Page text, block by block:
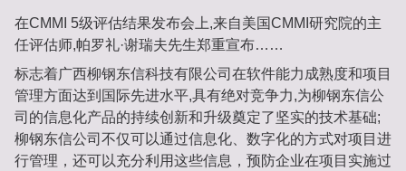
在CMMI 5级评估结果发布会上,来自美国CMMI研究院的主
任评估师,帕罗礼·谢瑞夫先生郑重宣布……
标志着广西柳钢东信科技有限公司在软件能力成熟度和项目
管理方面达到国际先进水平,具有绝对竞争力,为柳钢东信公
司的信息化产品的持续创新和升级奠定了坚实的技术基础;
柳钢东信公司不仅可以通过信息化、数字化的方式对项目进
行管理，还可以充分利用这些信息，预防企业在项目实施过